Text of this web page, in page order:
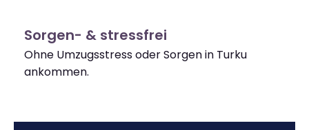
Sorgen- & stressfrei
Ohne Umzugsstress oder Sorgen in Turku
ankommen.